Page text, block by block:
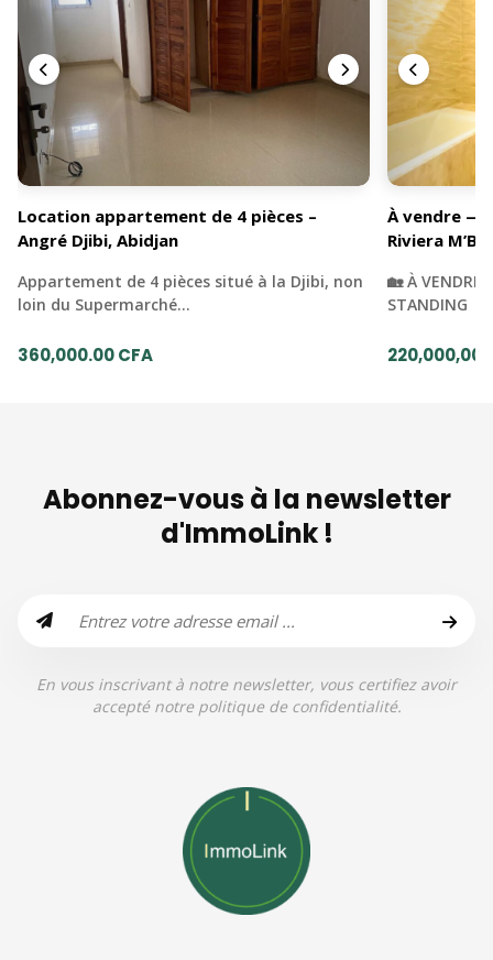
Location appartement de 4 pièces –
Angré Djibi, Abidjan
Appartement de 4 pièces situé à la Djibi, non
loin du Supermarché…
360,000.00 CFA
À vendre —
Riviera
🏡 À VENDRE
STANDING |
Abonnez-vous à la newsletter
d'ImmoLink !
En vous inscrivant à notre newsletter, vous certifiez avoir
accepté notre politique de confidentialité.